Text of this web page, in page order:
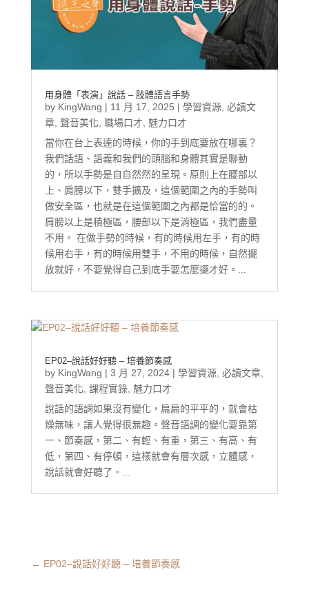
用身體「表演」說話 – 肢體語言手勢
by KingWang | 11 月 17, 2025 | 學習資源, 必讀文
章, 聲音美化, 職場口才
魅力口才
當你在台上表達的時候，你的手到底要放在哪裏？
我們話語、語義和我們的頭腦和身體其實是聯動
的，所以手勢是自自然然的呈現。原則上在腰部以
上、肩膀以下，雙手擴及，這個範圍之內的手勢叫
做安全區，也就是在這個範圍之內都是恰當的的。
肩膀以上是積極區，腰部以下是消極區，我們盡量
不用。 在做手勢的時候，有的時候用左手，有的時
候用右手，有的時候用雙手，不用的時候，自然擺
放就好，不要覺得自己到底手要怎麼擺才好。...
EP02–說話好好聽 – 培養節奏感
by KingWang | 3 月 27, 2024| 學習資源, 必讀文章,
聲音美化, 課程實錄, 魅力口才
說話的語調如果沒有變化，扁扁的平平的，就會枯
燥無味，讓人覺得很無趣。聲音語調的變化要靠第
一、節奏感，第二、有輕、有重，第三、有高、有
低，第四、有停頓，這樣就會有層次感，立體感，
說話就會好聽了。...
← EP02–說話好好聽 – 培養節奏感